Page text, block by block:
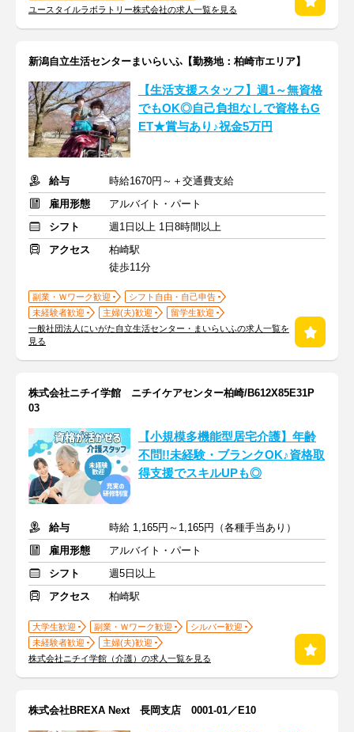
ユースタイルラボラトリー株式会社の求人一覧を見る
新潟自立生活センターまいらいふ【勤務地：柏崎市エリア】
【生活支援スタッフ】週1～無資格
でもOK◎自己負担なしで資格もG
ET★賞与あり♪祝金5万円
給与
時給1670円～＋交通費支給
雇用形態
アルバイト・パート
シフト
週1日以上 1日8時間以上
アクセス
柏崎駅
徒歩11分
副業・Ｗワーク歓迎
シフト自由・自己申告
未経験者歓迎
主婦(夫)歓迎
留学生歓迎
一般社団法人にいがた自立生活センター・まいらいふの求人一覧を
見る
株式会社ニチイ学館 ニチイケアセンター柏崎/B612X85E31P
03
【小規模多機能型居宅介護】年齢
不問!!未経験・ブランクOK♪資格取
得支援でスキルUPも◎
給与
時給 1,165円～1,165円（各種手当あり）
雇用形態
アルバイト・パート
シフト
週5日以上
アクセス
柏崎駅
大学生歓迎 副業・Ｗワーク歓迎
シルバー歓迎
未経験者歓迎
主婦(夫)歓迎
株式会社ニチイ学館（介護）の求人一覧を見る
株式会社BREXA Next 長岡支店 0001-01／E10